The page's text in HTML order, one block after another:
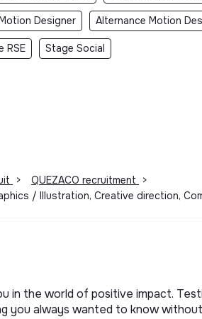
Designer Alternance Motion
RSE Stage Social
> QUEZACO recruitment
>
/ Illustration, Creative direction,
in the world of positive impact.
you always wanted to know